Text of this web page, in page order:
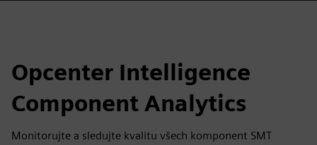
Opcenter Intelligence
Component Analytics
Monitorujte a sledujte kvalitu všech komponent SMT